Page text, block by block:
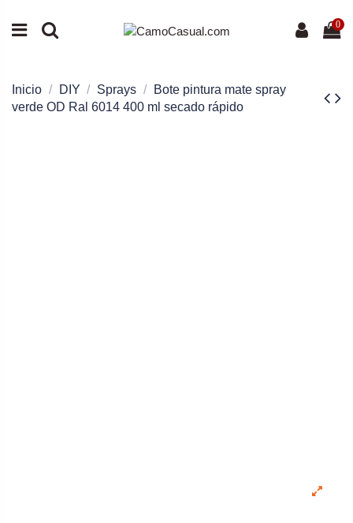
0
Inicio DIY Sprays
Bote pintura mate spray
verde OD Ral 6014 400 ml secado rápido